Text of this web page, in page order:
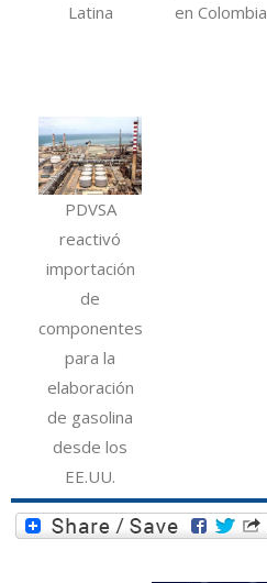
Latina
en Colombia
PDVSA
reactivó
importación
de
componentes
para la
elaboración
de gasolina
desde los
EE.UU.